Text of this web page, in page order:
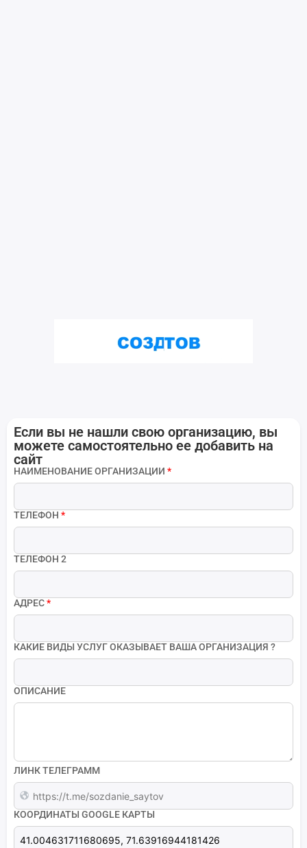
Если вы не нашли свою организацию, вы
можете самостоятельно ее добавить на
сайт
НАИМЕНОВАНИЕ ОРГАНИЗАЦИИ *
ТЕЛЕФОН *
ТЕЛЕФОН 2
АДРЕС*
КАКИЕ ВИДЫ УСЛУГ ОКАЗЫВАЕТ ВАША ОРГАНИЗАЦИЯ ?
ОПИСАНИЕ
ЛИНК ТЕЛЕГРАММ
КООРДИНАТЫ GOOGLE КАРТЫ